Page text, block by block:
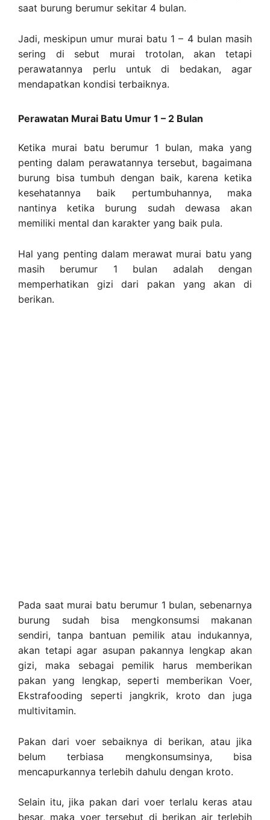
saat burung berumur sekitar 4 bulan.
Jadi, meskipun umur murai batu 1 – 4 bulan masih
sering di sebut murai trotolan, akan tetapi
perawatannya perlu untuk di bedakan, agar
mendapatkan kondisi terbaiknya.
Perawatan Murai Batu Umur 1 – 2 Bulan
Ketika murai batu berumur 1 bulan, maka yang
penting dalam perawatannya tersebut, bagaimana
burung bisa tumbuh dengan baik, karena ketika
kesehatannya baik pertumbuhannya, maka
nantinya ketika burung sudah dewasa akan
memiliki mental dan karakter yang baik pula.
Hal yang penting dalam merawat murai batu yang
masih berumur 1 bulan adalah dengan
memperhatikan gizi dari pakan yang akan di
berikan.
Pada saat murai batu berumur 1 bulan, sebenarnya
burung sudah bisa mengkonsumsi makanan
sendiri, tanpa bantuan pemilik atau indukannya,
akan tetapi agar asupan pakannya lengkap akan
gizi, maka sebagai pemilik harus memberikan
pakan yang lengkap, seperti memberikan Voer,
Ekstrafooding seperti jangkrik, kroto dan juga
multivitamin.
Pakan dari voer sebaiknya di berikan, atau jika
belum terbiasa mengkonsumsinya, bisa
mencapurkannya terlebih dahulu dengan kroto.
Selain itu, jika pakan dari voer terlalu keras atau
besar, maka voer tersebut di berikan air terlebih